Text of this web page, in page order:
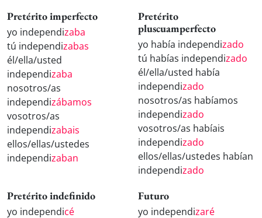
Pretérito imperfecto
yo independizaba
tú independizabas
él/ella/usted
independizaba
nosotros/as
independizábamos
vosotros/as
independizabais
ellos/ellas/ustedes
independizaban
Pretérito
pluscuamperfecto
yo había independizado
tú habías independizado
él/ella/usted había
independizado
nosotros/as habíamos
independizado
vosotros/as habíais
independizado
ellos/ellas/ustedes habían
independizado
Pretérito indefinido
yo independicé
Futuro
yo independizaré